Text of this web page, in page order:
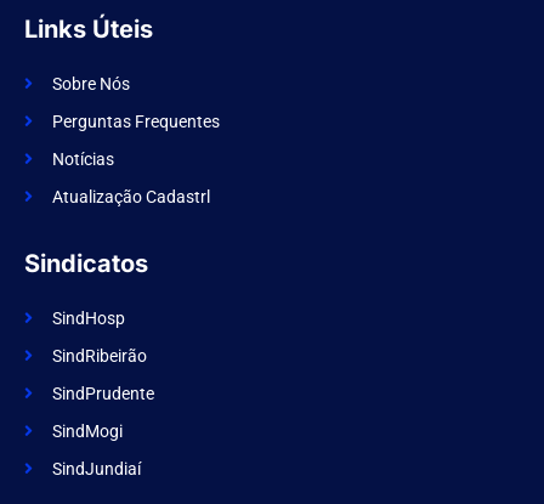
f
a
e
o
k
g
r
m
Links Úteis
Sobre Nós
Perguntas Frequentes
Notícias
Atualização Cadastrl
Sindicatos
SindHosp
SindRibeirão
SindPrudente
SindMogi
SindJundiaí